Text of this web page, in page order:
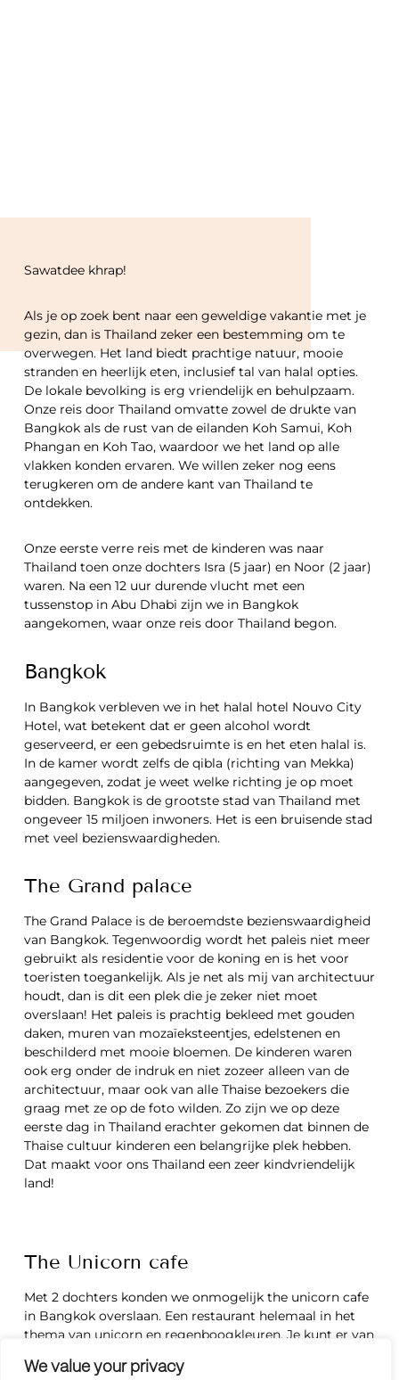
We value your privacy
Sawatdee khrap!
Als je op zoek bent naar een geweldige vakantie met je
gezin, dan is Thailand zeker een bestemming om te
overwegen. Het land biedt prachtige natuur, mooie
stranden en heerlijk eten, inclusief tal van halal opties.
De lokale bevolking is erg vriendelijk en behulpzaam.
Onze reis door Thailand omvatte zowel de drukte van
Bangkok als de rust van de eilanden Koh Samui, Koh
Phangan en Koh Tao, waardoor we het land op alle
vlakken konden ervaren. We willen zeker nog eens
terugkeren om de andere kant van Thailand te
ontdekken.
Onze eerste verre reis met de kinderen was naar
Thailand toen onze dochters Isra (5 jaar) en Noor (2 jaar)
waren. Na een 12 uur durende vlucht met een
tussenstop in Abu Dhabi zijn we in Bangkok
aangekomen, waar onze reis door Thailand begon.
Bangkok
In Bangkok verbleven we in het halal hotel Nouvo City
Hotel, wat betekent dat er geen alcohol wordt
geserveerd, er een gebedsruimte is en het eten halal is.
In de kamer wordt zelfs de qibla (richting van Mekka)
aangegeven, zodat je weet welke richting je op moet
bidden. Bangkok is de grootste stad van Thailand met
ongeveer 15 miljoen inwoners. Het is een bruisende stad
met veel bezienswaardigheden.
The Grand palace
The Grand Palace is de beroemdste bezienswaardigheid
van Bangkok. Tegenwoordig wordt het paleis niet meer
gebruikt als residentie voor de koning en is het voor
toeristen toegankelijk. Als je net als mij van architectuur
houdt, dan is dit een plek die je zeker niet moet
overslaan! Het paleis is prachtig bekleed met gouden
daken, muren van mozaïeksteentjes, edelstenen en
beschilderd met mooie bloemen. De kinderen waren
ook erg onder de indruk en niet zozeer alleen van de
architectuur, maar ook van alle Thaise bezoekers die
graag met ze op de foto wilden. Zo zijn we op deze
eerste dag in Thailand erachter gekomen dat binnen de
Thaise cultuur kinderen een belangrijke plek hebben.
Dat maakt voor ons Thailand een zeer kindvriendelijk
land!
The Unicorn cafe
Met 2 dochters konden we onmogelijk the unicorn cafe
in Bangkok overslaan. Een restaurant helemaal in het
thema van unicorn en regenboogkleuren. Je kunt er van
regenboogtaart tot unicorn burgers. Het is zelfs